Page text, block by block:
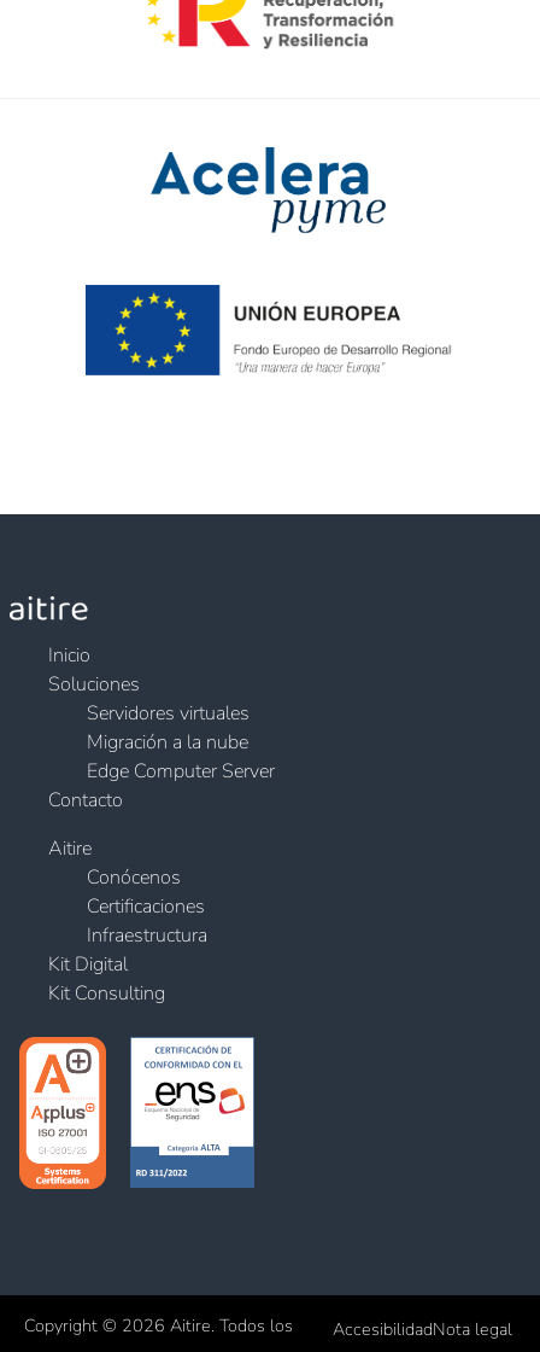
Inicio
Soluciones
Servidores virtuales
Migración a la nube
Edge Computer Server
Contacto
Aitire
Conócenos
Certificaciones
Infraestructura
Kit Digital
Kit Consulting
Copyright © 2026 Aitire. Todos los AccesibilidadNota legal